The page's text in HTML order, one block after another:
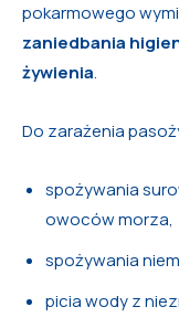
pokarmowego
zaniedbania
żywienia.
Do zarażenia
spożywania
owoców morza,
spożywania
picia wody z